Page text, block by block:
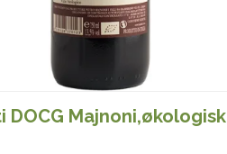
DOCG Majnoni,økologisk